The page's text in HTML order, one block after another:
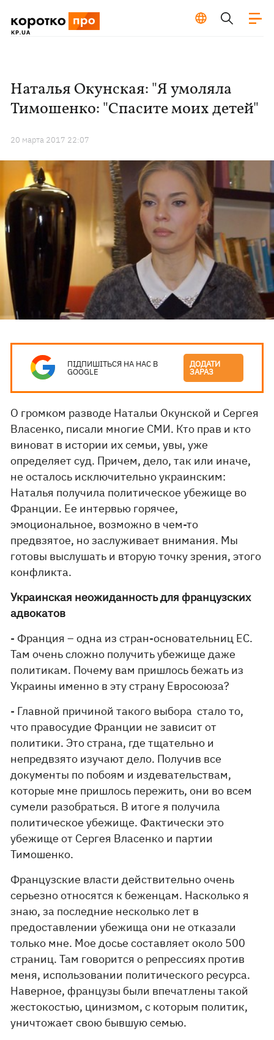
Наталья Окунская: "Я умоляла
Тимошенко: "Спасите моих детей"
20 марта 2017 22:07
ПІДПИШІТЬСЯ НА НАС В
GOOGLE
ДОДАТИ
ЗАРАЗ
О громком разводе Натальи Окунской и Сергея
Власенко, писали многие СМИ. Кто прав и кто
виноват в истории их семьи, увы, уже
определяет суд. Причем, дело, так или иначе,
не осталось исключительно украинским:
Наталья получила политическое убежище во
Франции. Ее интервью горячее,
эмоциональное, возможно в чем-то
предвзятое, но заслуживает внимания. Мы
готовы выслушать и вторую точку зрения, этого
конфликта.
Украинская неожиданность для французских
адвокатов
- Франция – одна из стран-основательниц ЕС.
Там очень сложно получить убежище даже
политикам. Почему вам пришлось бежать из
Украины именно в эту страну Евросоюза?
- Главной причиной такого выбора стало то,
что правосудие Франции не зависит от
политики. Это страна, где тщательно и
непредвзято изучают дело. Получив все
документы по побоям и издевательствам,
которые мне пришлось пережить, они во всем
сумели разобраться. В итоге я получила
политическое убежище. Фактически это
убежище от Сергея Власенко и партии
Тимошенко.
Французские власти действительно очень
серьезно относятся к беженцам. Насколько я
знаю, за последние несколько лет в
предоставлении убежища они не отказали
только мне. Мое досье составляет около 500
страниц. Там говорится о репрессиях против
меня, использовании политического ресурса.
Наверное, французы были впечатлены такой
жестокостью, цинизмом, с которым политик,
уничтожает свою бывшую семью.